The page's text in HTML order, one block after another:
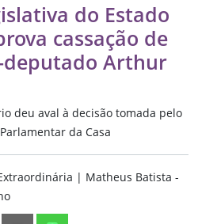
do Estado
cassação de
Arthur
deu aval à decisão tomada pelo
da Casa
| Matheus Batista -